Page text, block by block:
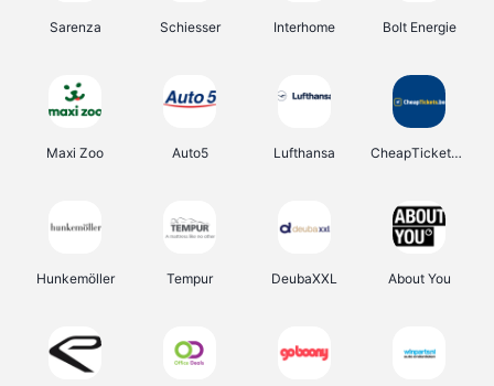
Sarenza Schiesser Interhome Bolt Energie
Maxi Zoo Auto5 Lufthansa CheapTickets.be
Hunkemöller Tempur DeubaXXL About You